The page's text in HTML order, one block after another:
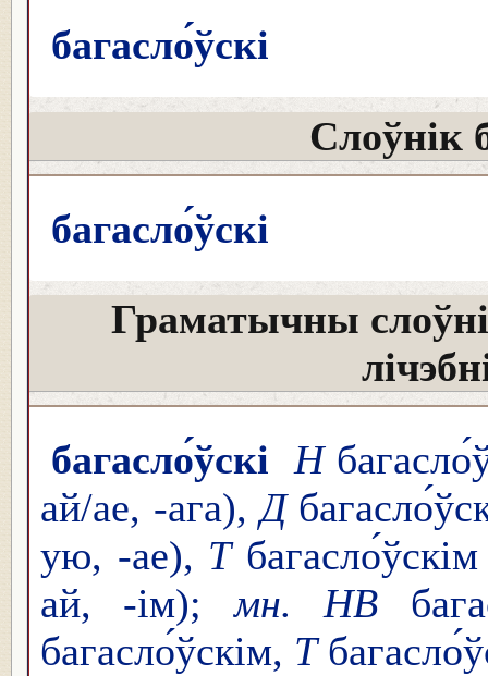
багасло́ўскі
Слоўнік
багасло́ўскі
Граматычны
багасло́ўскі Н
ай/ае, -ага),Д
ую, -ае), Т
ай, -ім);мн. НВ
багасло́ўскім, Т